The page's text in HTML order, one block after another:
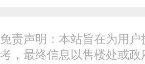
免责声明：本站旨在为用
考，最终信息以售楼处或政